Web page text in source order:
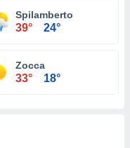
Spilamberto
39° 24°
Zocca
33° 18°